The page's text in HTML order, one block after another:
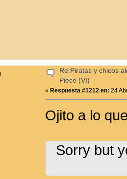
Re:Piratas y chicos
Piece (VI)
« Respuesta #1212 en: 24
Ojito a lo
Sorry but